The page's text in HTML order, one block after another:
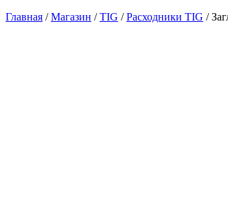
Главная /Магазин /TIG /Расходники TIG /